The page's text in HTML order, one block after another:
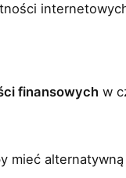
finansowych w
mieć alternatywną